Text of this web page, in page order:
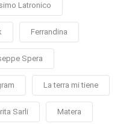
Latronico
Ferrandina
Spera
La terra mi tiene
Sarli Matera